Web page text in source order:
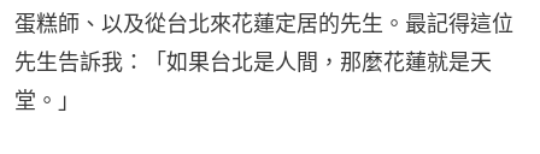
蛋糕師、以及從台北來花蓮定居的先生。最記得這位
先生告訴我：「如果台北是人間，那麼花蓮就是天
堂。」